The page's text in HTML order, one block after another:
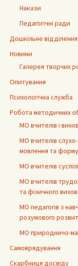
Накази
Педагогічні ради
Дошкільне відділення
Новини
Галерея творчих
Опитування
Психологічна служба
Робота методичних
МО вчителів і
МО вчителів
мовлення та
МО вчителів
МО вчителів
та фізичного
МО педагогів з
розумового
МО природничо-
Самоврядування
Скарбниця досвіду